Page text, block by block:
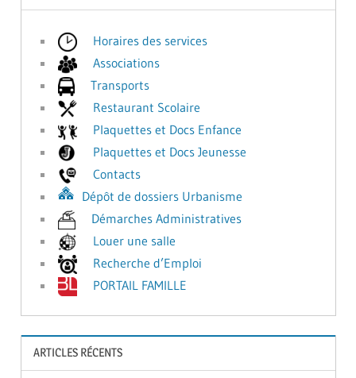
Horaires des services
Associations
Transports
Restaurant Scolaire
Plaquettes et Docs Enfance
Plaquettes et Docs Jeunesse
Contacts
Dépôt de dossiers Urbanisme
Démarches Administratives
Louer une salle
Recherche d’Emploi
PORTAIL FAMILLE
ARTICLES RÉCENTS